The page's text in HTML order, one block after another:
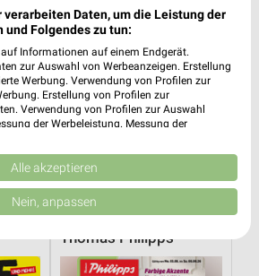
20,7 km
Wohnideen so individuell wie du! Junges Wohnen
Noch heute gültig
Thomas Philipps
verarbeiten Daten, um die Leistung der
und Folgendes zu tun:
Informationen auf einem Endgerät.
zur Auswahl von Werbeanzeigen. Erstellung
Werbung. Verwendung von Profilen zur
Erstellung von Profilen zur
Verwendung von Profilen zur Auswahl
der Werbeleistung. Messung der
verschiedenen Quellen. Entwicklung und
Verwendung reduzierter Daten zur Auswahl
Europäischen Union weitergegeben und in die
IAB-Anbieter)
Alle akzeptieren
Nein, anpassen